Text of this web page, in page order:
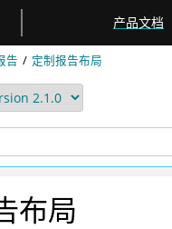
产品文档
告 定制报告布局
布局